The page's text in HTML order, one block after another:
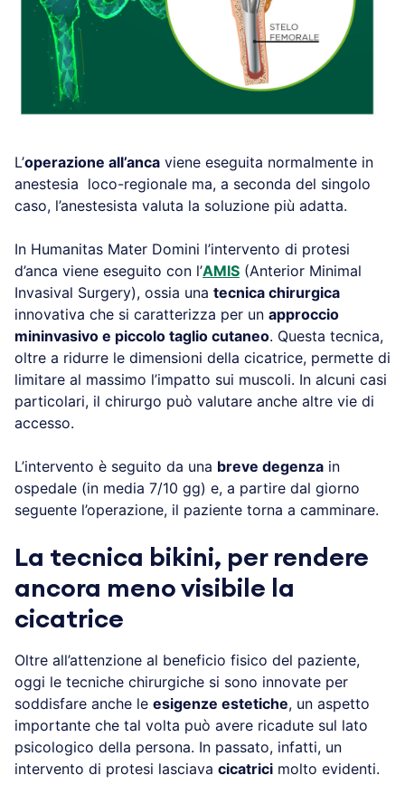
L’operazione all’anca viene eseguita normalmente in
anestesia loco-regionale ma, a seconda del singolo
caso, l’anestesista valuta la soluzione più adatta.
In Humanitas Mater Domini l’intervento di protesi
d’anca viene eseguito con l’AMIS (Anterior Minimal
Invasival Surgery), ossia una tecnica chirurgica
innovativa che si caratterizza per un approccio
mininvasivo e piccolo taglio cutaneo. Questa tecnica,
oltre a ridurre le dimensioni della cicatrice, permette di
limitare al massimo l’impatto sui muscoli. In alcuni casi
particolari, il chirurgo può valutare anche altre vie di
accesso.
L’intervento è seguito da una breve degenza in
ospedale (in media 7/10 gg) e, a partire dal giorno
seguente l’operazione, il paziente torna a camminare.
La tecnica bikini, per rendere
ancora meno visibile la
cicatrice
Oltre all’attenzione al beneficio fisico del paziente,
oggi le tecniche chirurgiche si sono innovate per
soddisfare anche le esigenze estetiche, un aspetto
importante che tal volta può avere ricadute sul lato
psicologico della persona. In passato, infatti, un
intervento di protesi lasciava cicatrici molto evidenti.